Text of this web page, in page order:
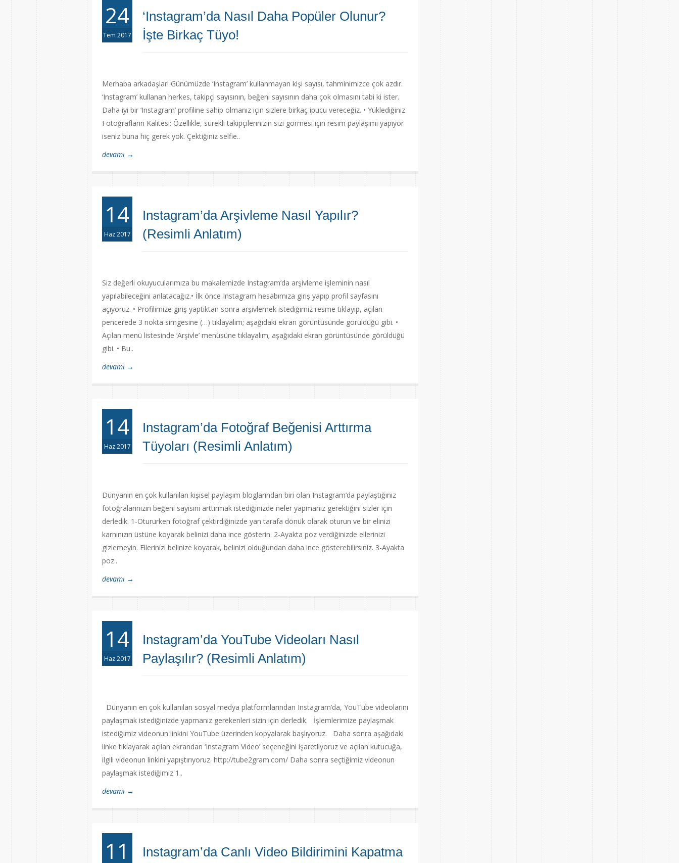
24
Tem 2017
‘Instagram’da Nasıl Daha Popüler Olunur?
İşte Birkaç Tüyo!
Merhaba arkadaşlar! Günümüzde ‘Instagram’ kullanmayan kişi sayısı, tahminimizce çok azdır.
‘Instagram’ kullanan herkes, takipçi sayısının, beğeni sayısının daha çok olmasını tabi ki ister.
Daha iyi bir ‘Instagram’ profiline sahip olmanız için sizlere birkaç ipucu vereceğiz. • Yüklediğiniz
Fotoğrafların Kalitesi: Özellikle, sürekli takipçilerinizin sizi görmesi için resim paylaşımı yapıyor
iseniz buna hiç gerek yok. Çektiğiniz selfie..
devamı →
14
Haz 2017
Instagram’da Arşivleme Nasıl Yapılır?
(Resimli Anlatım)
Siz değerli okuyucularımıza bu makalemizde Instagram’da arşivleme işleminin nasıl
yapılabileceğini anlatacağız.• İlk önce Instagram hesabımıza giriş yapıp profil sayfasını
açıyoruz. • Profilimize giriş yaptıktan sonra arşivlemek istediğimiz resme tıklayıp, açılan
pencerede 3 nokta simgesine (…) tıklayalım; aşağıdaki ekran görüntüsünde görüldüğü gibi. •
Açılan menü listesinde ‘Arşivle’ menüsüne tıklayalım; aşağıdaki ekran görüntüsünde görüldüğü
gibi. • Bu..
devamı →
14
Haz 2017
Instagram’da Fotoğraf Beğenisi Arttırma
Tüyoları (Resimli Anlatım)
Dünyanın en çok kullanılan kişisel paylaşım bloglarından biri olan Instagram’da paylaştığınız
fotoğralarınızın beğeni sayısını arttırmak istediğinizde neler yapmanız gerektiğini sizler için
derledik. 1-Otururken fotoğraf çektirdiğinizde yan tarafa dönük olarak oturun ve bir elinizi
karnınızın üstüne koyarak belinizi daha ince gösterin. 2-Ayakta poz verdiğinizde ellerinizi
gizlemeyin. Ellerinizi belinize koyarak, belinizi olduğundan daha ince gösterebilirsiniz. 3-Ayakta
poz..
devamı →
14
Haz 2017
Instagram’da YouTube Videoları Nasıl
Paylaşılır? (Resimli Anlatım)
Dünyanın en çok kullanılan sosyal medya platformlarından Instagram’da, YouTube videolarını
paylaşmak istediğinizde yapmanız gerekenleri sizin için derledik. İşlemlerimize paylaşmak
istediğimiz videonun linkini YouTube üzerinden kopyalarak başlıyoruz. Daha sonra aşağıdaki
linke tıklayarak açılan ekrandan ‘Instagram Video’ seçeneğini işaretliyoruz ve açılan kutucuğa,
ilgili videonun linkini yapıştırıyoruz. http://tube2gram.com/ Daha sonra seçtiğimiz videonun
paylaşmak istediğimiz 1..
devamı →
11 Instagram’da Canlı Video Bildirimini Kapatma